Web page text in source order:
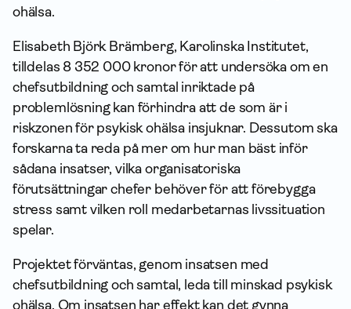
ohälsa.
Elisabeth Björk Brämberg, Karolinska Institutet,
tilldelas 8 352 000 kronor för att undersöka om en
chefsutbildning och samtal inriktade på
problemlösning kan förhindra att de som är i
riskzonen för psykisk ohälsa insjuknar. Dessutom ska
forskarna ta reda på mer om hur man bäst inför
sådana insatser, vilka organisatoriska
förutsättningar chefer behöver för att förebygga
stress samt vilken roll medarbetarnas livssituation
spelar.
Projektet förväntas, genom insatsen med
chefsutbildning och samtal, leda till minskad psykisk
ohälsa. Om insatsen har effekt kan det gynna